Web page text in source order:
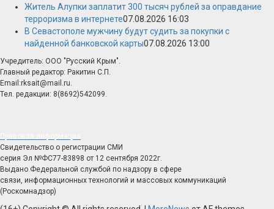
Житель Алупки заплатит 300 тысяч рублей за оправдание
терроризма в интернете07.08.2026 16:03
В Севастополе мужчину будут судить за покупки с
найденной банковской карты07.08.2026 13:00
Учредитель: ООО "Русский Крым".
Главный редактор: Ракитин С.П.
Email:rksait@mail.ru.
Тел. редакции: 8(8692)542099.
Свидетельство о регистрации СМИ
серия Эл №ФС77-83898 от 12 сентября 2022г.
Выдано Федеральной службой по надзору в сфере
связи, информационных технологий и массовых коммуникаций
(Роскомнадзор)